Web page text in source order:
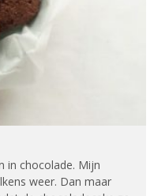
in chocolade. Mijn
weer. Dan maar